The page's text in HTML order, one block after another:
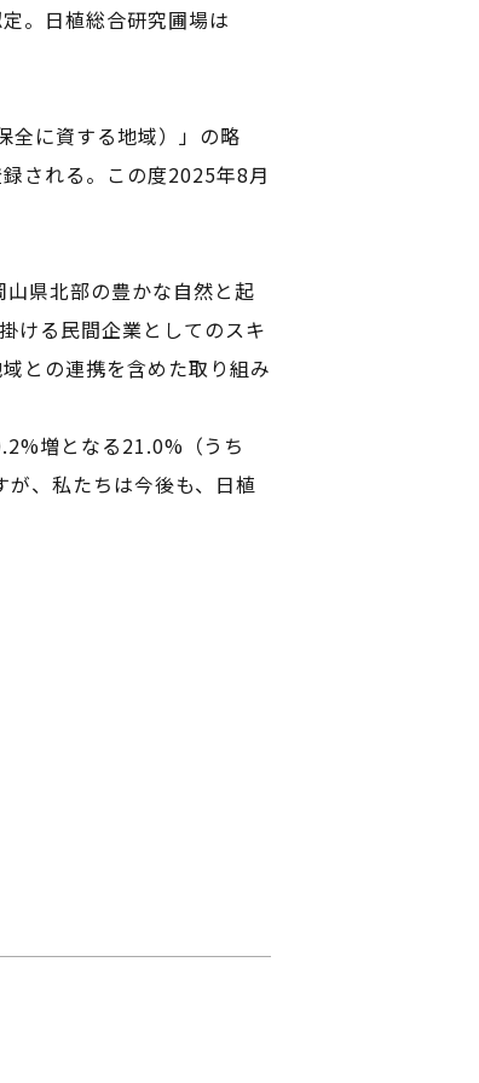
。日植総合研究圃場は
に資する地域）」の略
される。この度2025年8月
県北部の豊かな自然と起
ける民間企業としてのスキ
との連携を含めた取り組み
増となる21.0%（うち
、私たちは今後も、日植